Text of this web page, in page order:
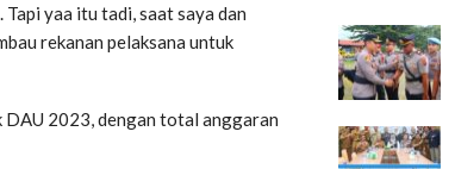
yaa itu tadi, saat saya dan
rekanan pelaksana untuk
DAU 2023, dengan total anggaran